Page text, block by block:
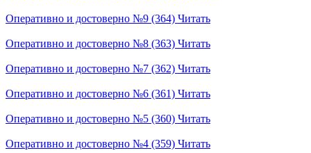
Оперативно и достоверно №9 (364) Читать
Оперативно и достоверно №8 (363) Читать
Оперативно и достоверно №7 (362) Читать
Оперативно и достоверно №6 (361) Читать
Оперативно и достоверно №5 (360) Читать
Оперативно и достоверно №4 (359) Читать